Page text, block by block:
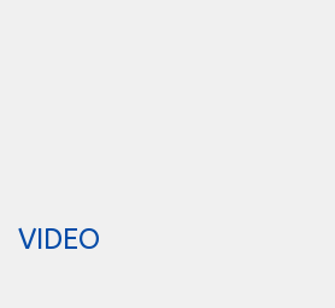
VIDEO